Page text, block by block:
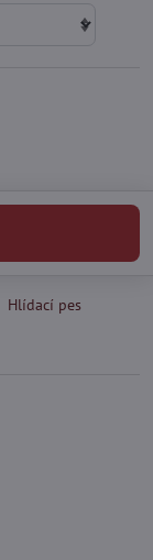
Hlídací pes